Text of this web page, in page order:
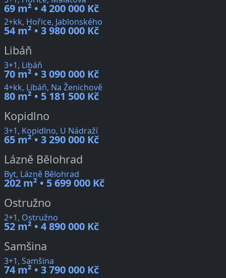
69 m² • 4 200 000 Kč
2+kk, Hořice, Jablonského
54 m² • 3 980 000 Kč
Libáň
3+1, Libáň
70 m² • 3 090 000 Kč
4+kk, Libáň, Na Ženichově
80 m² • 5 181 500 Kč
Kopidlno
3+1, Kopidlno, U Nádraží
65 m² • 3 290 000 Kč
Lázně Bělohrad
Byt, Lázně Bělohrad
202 m² • 5 699 000 Kč
Ostružno
2+1, Ostružno
52 m² • 4 890 000 Kč
Samšina
3+1, Samšina
74 m² • 3 790 000 Kč